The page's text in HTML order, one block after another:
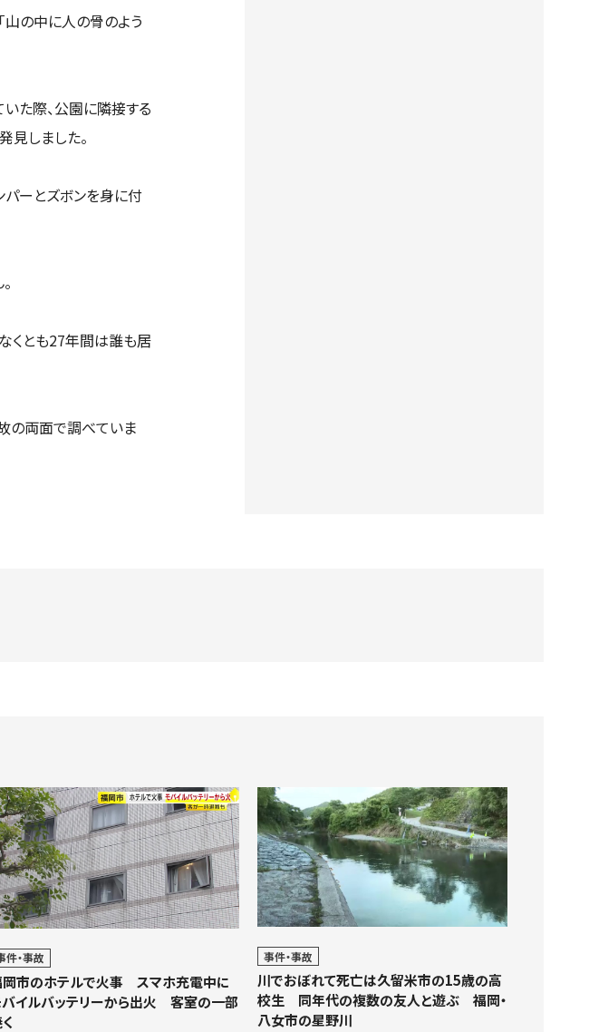
山の中に人の骨のよう
た際、公園に隣接する
見しました。
パーとズボンを身に付
くとも27年間は誰も居
の両面で調べていま
件・事故
市のホテルで火事 スマホ充電中に
イルバッテリーから出火 客室の一部
事件・事故
川でおぼれて死亡は久留米市の15歳の高
校生 同年代の複数の友人と遊ぶ 福岡・
八女市の星野川